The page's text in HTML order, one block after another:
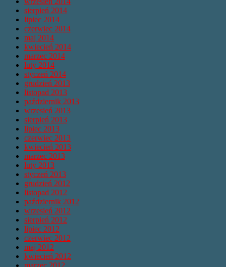
sierpień 2014
lipiec 2014
czerwiec 2014
maj 2014
kwiecień 2014
marzec 2014
luty 2014
styczeń 2014
grudzień 2013
listopad 2013
październik 2013
wrzesień 2013
sierpień 2013
lipiec 2013
czerwiec 2013
kwiecień 2013
marzec 2013
luty 2013
styczeń 2013
grudzień 2012
listopad 2012
październik 2012
wrzesień 2012
sierpień 2012
lipiec 2012
czerwiec 2012
maj 2012
kwiecień 2012